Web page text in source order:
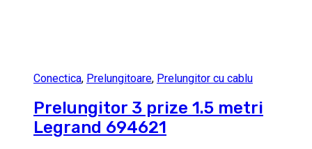
Conectica, Prelungitoare, Prelungitor cu cablu
Prelungitor 3 prize 1.5 metri
Legrand 694621